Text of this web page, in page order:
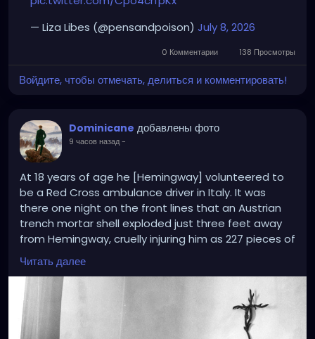
— Liza Libes (@pensandpoison) July 8, 2026
0 Комментарии 138 Просмотры
Войдите, чтобы отмечать, делиться и комментировать!
Dominicane добавлены фото
9 часов назад-
At 18 years of age he [Hemingway] volunteered to
be a Red Cross ambulance driver in Italy. It was
there one night on the front lines that an Austrian
trench mortar shell exploded just three feet away
from Hemingway, cruelly injuring him as 227 pieces of
shrapnel tore into his legs. Soaked in blood and
unsure if he would live or die, the Protestant in a
Catholic country found himself praying for the
intercessions of “Our Lady and various saints.”
Читать далее